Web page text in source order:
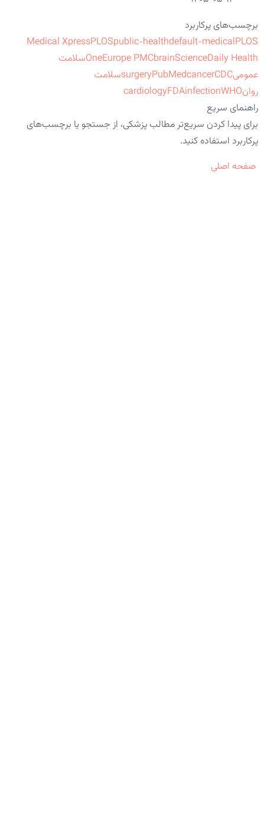
برچسب‌های پرکاربرد
Medical XpressPLOSpublic-healthdefault-medicalPLOS
OneEurope PMCbrainScienceDaily Health
سلامت
عمومی
surgeryPubMedcancerCDC
سلامت
روان
cardiologyFDAinfectionWHO
راهنمای سریع
برای پیدا کردن سریع‌تر مطالب پزشکی، از جستجو یا برچسب‌های
پرکاربرد استفاده کنید.
صفحه اصلی